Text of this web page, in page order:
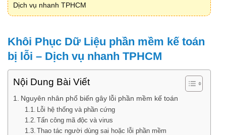
Dịch vụ nhanh TPHCM
Khôi Phục Dữ Liệu phần mềm kế toán
bị lỗi – Dịch vụ nhanh TPHCM
Nội Dung Bài Viết
Nguyên nhân phổ biến gây lỗi phần mềm kế toán
Lỗi hệ thống và phần cứng
Tấn công mã độc và virus
Thao tác người dùng sai hoặc lỗi phần mềm